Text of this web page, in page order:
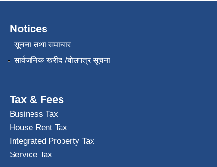
Notices
सूचना तथा समाचार
सार्वजनिक खरीद /बोलपत्र सूचना
Tax & Fees
Business Tax
House Rent Tax
Integrated Property Tax
Service Tax